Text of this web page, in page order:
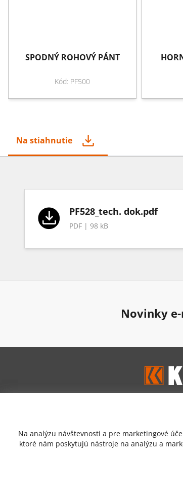
SPODNÝ ROHOVÝ PÁNT
Kód: PF500
Na stiahnutie
PF528_tech. dok.pdf
PDF | 98 kB
Novinky
4,7
Na analýzu návštevnosti a pre marketingové
ktoré nám poskytujú nástroje na analýzu a